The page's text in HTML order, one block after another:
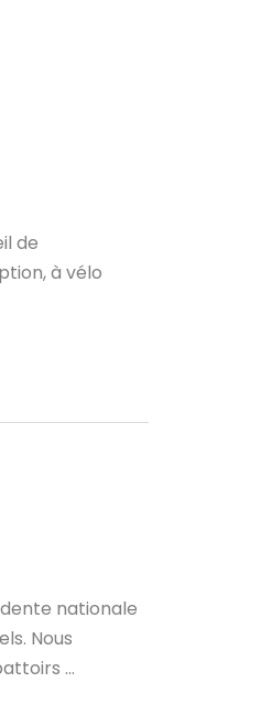
de
à vélo
nationale
Nous
...